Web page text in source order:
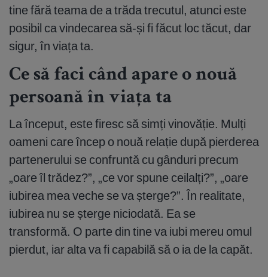
tine fără teama de a trăda trecutul, atunci este
posibil ca vindecarea să-și fi făcut loc tăcut, dar
sigur, în viața ta.
Ce să faci când apare o nouă
persoană în viața ta
La început, este firesc să simți vinovăție. Mulți
oameni care încep o nouă relație după pierderea
partenerului se confruntă cu gânduri precum
„oare îl trădez?”, „ce vor spune ceilalți?”, „oare
iubirea mea veche se va șterge?”. În realitate,
iubirea nu se șterge niciodată. Ea se
transformă. O parte din tine va iubi mereu omul
pierdut, iar alta va fi capabilă să o ia de la capăt.